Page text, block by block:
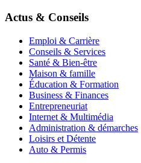
Actus & Conseils
Emploi & Carrière
Conseils & Services
Santé & Bien-être
Maison & famille
Éducation & Formation
Business & Finances
Entrepreneuriat
Internet & Multimédia
Administration & démarches
Loisirs et Détente
Auto & Permis